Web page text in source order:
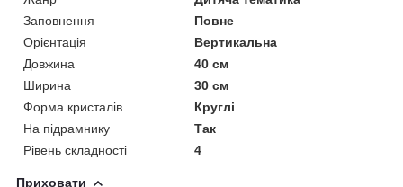
Заповнення
Повне
Орієнтація
Вертикальна
Довжина
40 см
Ширина
30 см
Форма кристалів
Круглі
На підрамнику
Так
Рівень складності
4
Приховати